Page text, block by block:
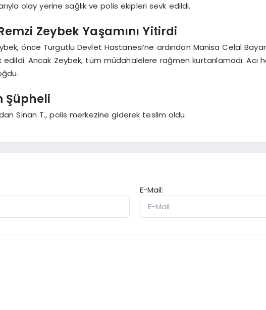
olay yerine sağlık ve polis ekipleri sevk edildi.
Zeybek Yaşamını Yitirdi
önce Turgutlu Devlet Hastanesi’ne ardından Manisa Celal
edildi. Ancak Zeybek, tüm müdahalelere rağmen kurtarılamadı. Acı
Şüpheli
Sinan T., polis merkezine giderek teslim oldu.
E-Mail: